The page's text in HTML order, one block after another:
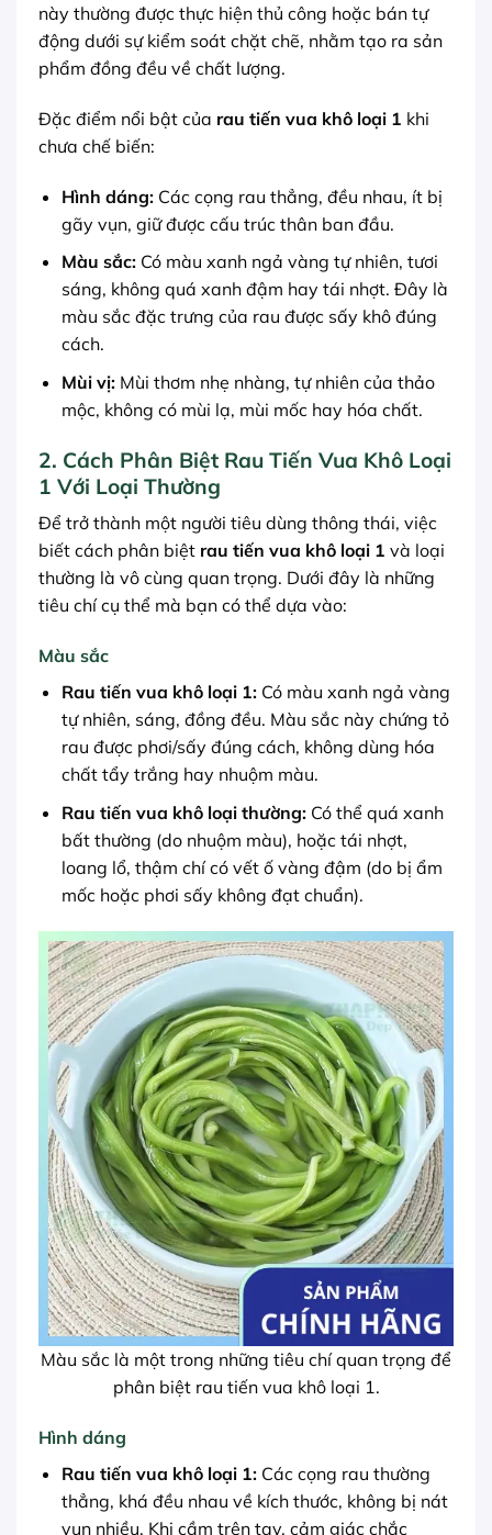
này thường được thực hiện thủ công hoặc bán tự
động dưới sự kiểm soát chặt chẽ, nhằm tạo ra sản
phẩm đồng đều về chất lượng.
Đặc điểm nổi bật của rau tiến vua khô loại 1 khi
chưa chế biến:
Hình dáng:Các cọng rau thẳng, đều nhau, ít bị
gãy vụn, giữ được cấu trúc thân ban đầu.
Màu sắc:Có màu xanh ngả vàng tự nhiên, tươi
sáng, không quá xanh đậm hay tái nhợt. Đây là
màu sắc đặc trưng của rau được sấy khô đúng
cách.
Mùi vị:Mùi thơm nhẹ nhàng, tự nhiên của thảo
mộc, không có mùi lạ, mùi mốc hay hóa chất.
2. Cách Phân Biệt Rau Tiến Vua Khô Loại
1 Với Loại Thường
Để trở thành một người tiêu dùng thông thái, việc
biết cách phân biệt rau tiến vua khô loại 1 và loại
thường là vô cùng quan trọng. Dưới đây là những
tiêu chí cụ thể mà bạn có thể dựa vào:
Màu sắc
Rau tiến vua khô loại 1:Có màu xanh ngả vàng
tự nhiên, sáng, đồng đều. Màu sắc này chứng tỏ
rau được phơi/sấy đúng cách, không dùng hóa
chất tẩy trắng hay nhuộm màu.
Rau tiến vua khô loại thường:Có thể quá xanh
bất thường (do nhuộm màu), hoặc tái nhợt,
loang lổ, thậm chí có vết ố vàng đậm (do bị ẩm
mốc hoặc phơi sấy không đạt chuẩn).
Màu sắc là một trong những tiêu chí quan trọng để
phân biệt rau tiến vua khô loại 1.
Hình dáng
Rau tiến vua khô loại 1:Các cọng rau thường
thẳng, khá đều nhau về kích thước, không bị nát
vụn nhiều. Khi cầm trên tay, cảm giác chắc